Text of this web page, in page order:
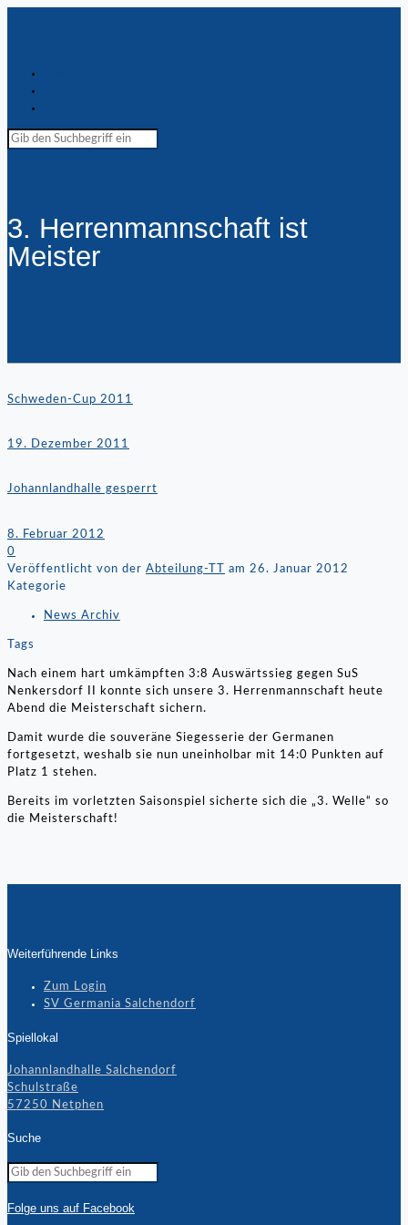
3. Herrenmannschaft ist
Meister
Schweden-Cup 2011
19. Dezember 2011
Johannlandhalle gesperrt
8. Februar 2012
0
Veröffentlicht von der Abteilung-TT am 26. Januar 2012
Kategorie
News Archiv
Tags
Nach einem hart umkämpften 3:8 Auswärtssieg gegen SuS
Nenkersdorf II konnte sich unsere 3. Herrenmannschaft heute
Abend die Meisterschaft sichern.
Damit wurde die souveräne Siegesserie der Germanen
fortgesetzt, weshalb sie nun uneinholbar mit 14:0 Punkten auf
Platz 1 stehen.
Bereits im vorletzten Saisonspiel sicherte sich die „3. Welle“ so
die Meisterschaft!
Weiterführende Links
Zum Login
SV Germania Salchendorf
Spiellokal
Johannlandhalle Salchendorf
Schulstraße
57250 Netphen
Suche
Folge uns auf Facebook